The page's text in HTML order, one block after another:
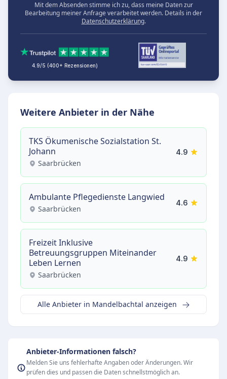
Mit dem Absenden stimme ich zu, dass meine Daten zur
Bearbeitung meiner Anfrage verarbeitet werden. Details in der
Datenschutzerklärung.
4.9/5 (400+ Rezensionen)
Weitere Anbieter in der Nähe
TKS Ökumenische Sozialstation St.
Johann
Saarbrücken
4.9
Ambulante Pflegedienste Langwied
Saarbrücken
4.6
Freizeit Inklusive
Betreuungsgruppen Miteinander
Leben Lernen
Saarbrücken
4.9
Alle Anbieter in Mandelbachtal anzeigen
Anbieter-Informationen falsch?
Melden Sie uns fehlerhafte Angaben oder Änderungen. Wir
prüfen dies und passen die Daten schnellstmöglich an.